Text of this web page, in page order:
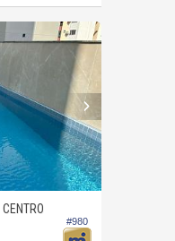
#980
CENTRO